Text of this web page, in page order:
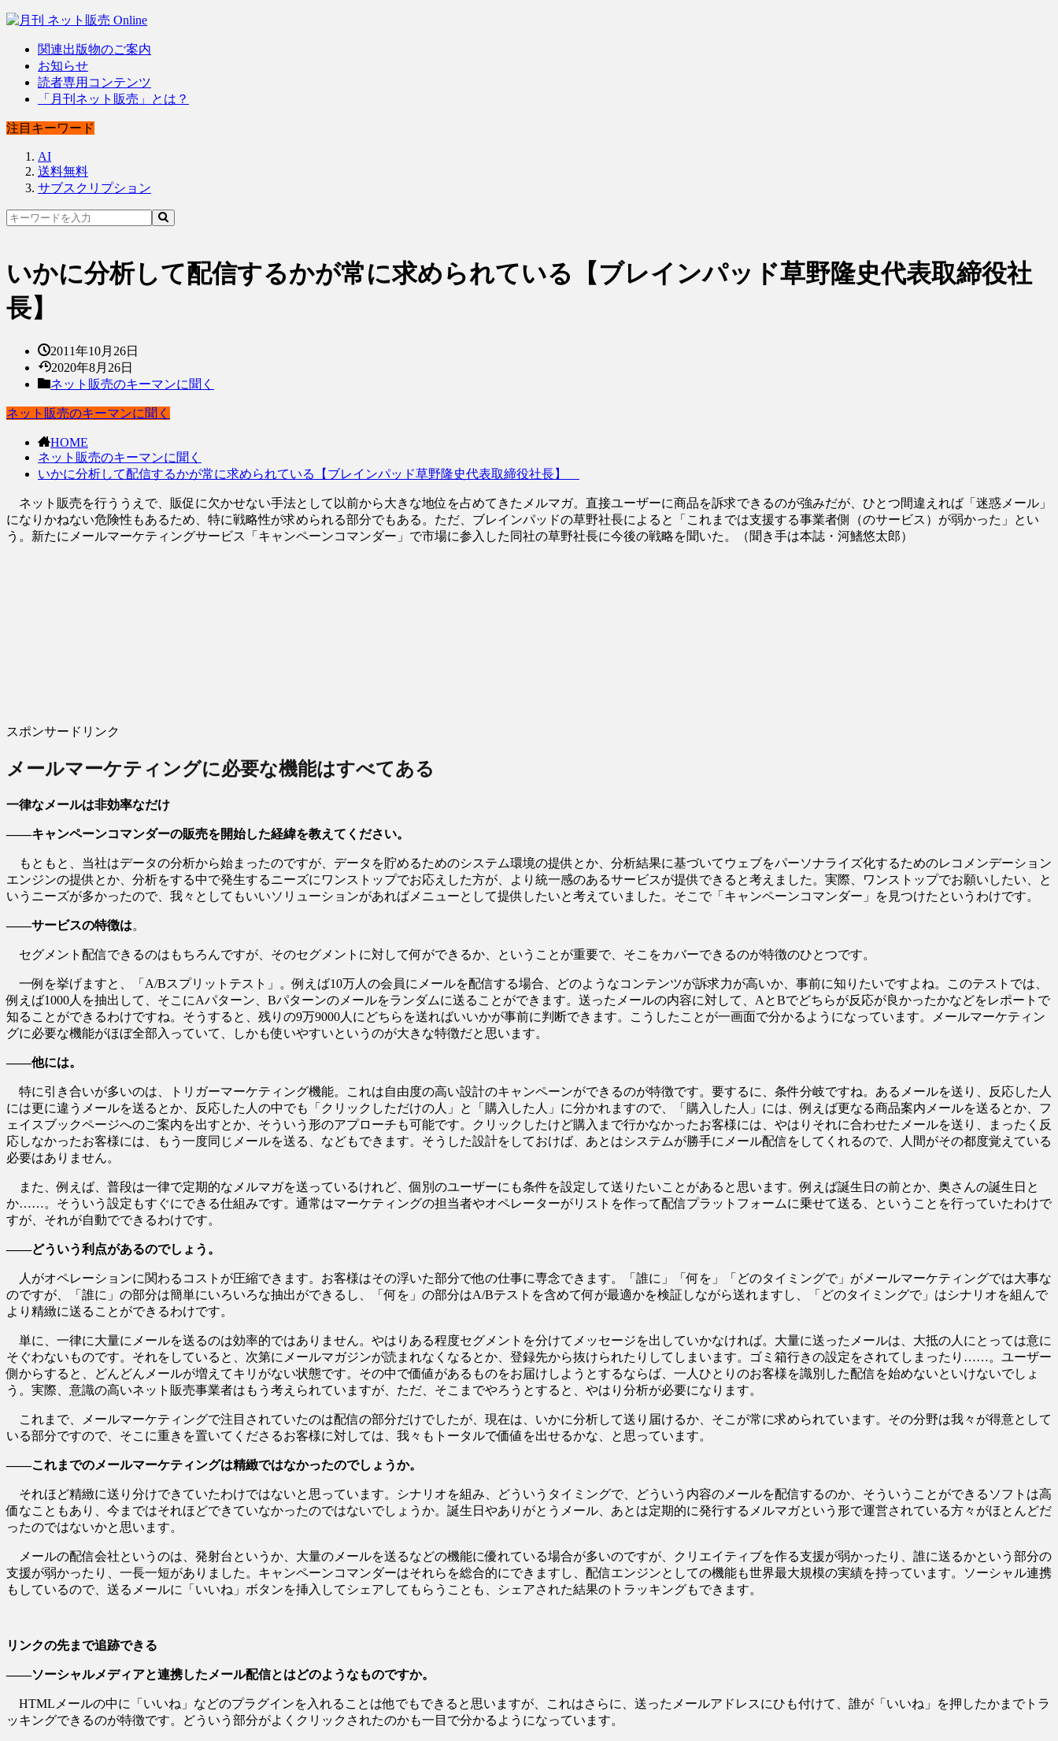
関連出版物のご案内
お知らせ
読者専用コンテンツ
「月刊ネット販売」とは？
注目キーワード
AI
送料無料
サブスクリプション
いかに分析して配信するかが常に求められている【ブレインパッド草野隆史代表取締役社
長】
2011年10月26日
2020年8月26日
ネット販売のキーマンに聞く
ネット販売のキーマンに聞く
HOME
ネット販売のキーマンに聞く
いかに分析して配信するかが常に求められている【ブレインパッド草野隆史代表取締役社長】
ネット販売を行ううえで、販促に欠かせない手法として以前から大きな地位を占めてきたメルマガ。直接ユーザーに商品を訴求できるのが強みだが、ひとつ間違えれば「迷惑メール」
になりかねない危険性もあるため、特に戦略性が求められる部分でもある。ただ、ブレインパッドの草野社長によると「これまでは支援する事業者側（のサービス）が弱かった」とい
う。新たにメールマーケティングサービス「キャンペーンコマンダー」で市場に参入した同社の草野社長に今後の戦略を聞いた。（聞き手は本誌・河鰭悠太郎）
スポンサードリンク
メールマーケティングに必要な機能はすべてある
一律なメールは非効率なだけ
――キャンペーンコマンダーの販売を開始した経緯を教えてください。
もともと、当社はデータの分析から始まったのですが、データを貯めるためのシステム環境の提供とか、分析結果に基づいてウェブをパーソナライズ化するためのレコメンデーション
エンジンの提供とか、分析をする中で発生するニーズにワンストップでお応えした方が、より統一感のあるサービスが提供できると考えました。実際、ワンストップでお願いしたい、と
いうニーズが多かったので、我々としてもいいソリューションがあればメニューとして提供したいと考えていました。そこで「キャンペーンコマンダー」を見つけたというわけです。
――サービスの特徴は。
セグメント配信できるのはもちろんですが、そのセグメントに対して何ができるか、ということが重要で、そこをカバーできるのが特徴のひとつです。
一例を挙げますと、「A/Bスプリットテスト」。例えば10万人の会員にメールを配信する場合、どのようなコンテンツが訴求力が高いか、事前に知りたいですよね。このテストでは、
例えば1000人を抽出して、そこにAパターン、Bパターンのメールをランダムに送ることができます。送ったメールの内容に対して、AとBでどちらが反応が良かったかなどをレポートで
知ることができるわけですね。そうすると、残りの9万9000人にどちらを送ればいいかが事前に判断できます。こうしたことが一画面で分かるようになっています。メールマーケティン
グに必要な機能がほぼ全部入っていて、しかも使いやすいというのが大きな特徴だと思います。
――他には。
特に引き合いが多いのは、トリガーマーケティング機能。これは自由度の高い設計のキャンペーンができるのが特徴です。要するに、条件分岐ですね。あるメールを送り、反応した人
には更に違うメールを送るとか、反応した人の中でも「クリックしただけの人」と「購入した人」に分かれますので、「購入した人」には、例えば更なる商品案内メールを送るとか、フ
ェイスブックページへのご案内を出すとか、そういう形のアプローチも可能です。クリックしたけど購入まで行かなかったお客様には、やはりそれに合わせたメールを送り、まったく反
応しなかったお客様には、もう一度同じメールを送る、などもできます。そうした設計をしておけば、あとはシステムが勝手にメール配信をしてくれるので、人間がその都度覚えている
必要はありません。
また、例えば、普段は一律で定期的なメルマガを送っているけれど、個別のユーザーにも条件を設定して送りたいことがあると思います。例えば誕生日の前とか、奥さんの誕生日と
か……。そういう設定もすぐにできる仕組みです。通常はマーケティングの担当者やオペレーターがリストを作って配信プラットフォームに乗せて送る、ということを行っていたわけで
すが、それが自動でできるわけです。
――どういう利点があるのでしょう。
人がオペレーションに関わるコストが圧縮できます。お客様はその浮いた部分で他の仕事に専念できます。「誰に」「何を」「どのタイミングで」がメールマーケティングでは大事な
のですが、「誰に」の部分は簡単にいろいろな抽出ができるし、「何を」の部分はA/Bテストを含めて何が最適かを検証しながら送れますし、「どのタイミングで」はシナリオを組んで
より精緻に送ることができるわけです。
単に、一律に大量にメールを送るのは効率的ではありません。やはりある程度セグメントを分けてメッセージを出していかなければ。大量に送ったメールは、大抵の人にとっては意に
そぐわないものです。それをしていると、次第にメールマガジンが読まれなくなるとか、登録先から抜けられたりしてしまいます。ゴミ箱行きの設定をされてしまったり……。ユーザー
側からすると、どんどんメールが増えてキリがない状態です。その中で価値があるものをお届けしようとするならば、一人ひとりのお客様を識別した配信を始めないといけないでしょ
う。実際、意識の高いネット販売事業者はもう考えられていますが、ただ、そこまでやろうとすると、やはり分析が必要になります。
これまで、メールマーケティングで注目されていたのは配信の部分だけでしたが、現在は、いかに分析して送り届けるか、そこが常に求められています。その分野は我々が得意として
いる部分ですので、そこに重きを置いてくださるお客様に対しては、我々もトータルで価値を出せるかな、と思っています。
――これまでのメールマーケティングは精緻ではなかったのでしょうか。
それほど精緻に送り分けできていたわけではないと思っています。シナリオを組み、どういうタイミングで、どういう内容のメールを配信するのか、そういうことができるソフトは高
価なこともあり、今まではそれほどできていなかったのではないでしょうか。誕生日やありがとうメール、あとは定期的に発行するメルマガという形で運営されている方々がほとんどだ
ったのではないかと思います。
メールの配信会社というのは、発射台というか、大量のメールを送るなどの機能に優れている場合が多いのですが、クリエイティブを作る支援が弱かったり、誰に送るかという部分の
支援が弱かったり、一長一短がありました。キャンペーンコマンダーはそれらを総合的にできますし、配信エンジンとしての機能も世界最大規模の実績を持っています。ソーシャル連携
もしているので、送るメールに「いいね」ボタンを挿入してシェアしてもらうことも、シェアされた結果のトラッキングもできます。
リンクの先まで追跡できる
――ソーシャルメディアと連携したメール配信とはどのようなものですか。
HTMLメールの中に「いいね」などのプラグインを入れることは他でもできると思いますが、これはさらに、送ったメールアドレスにひも付けて、誰が「いいね」を押したかまでトラ
ッキングできるのが特徴です。どういう部分がよくクリックされたのかも一目で分かるようになっています。